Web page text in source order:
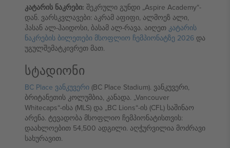
კატარის ნაკრები: შეკრული გუნდი „Aspire Academy“-
დან. ვარსკვლავები: აკრამ აფიფი, ალმოეზ ალი,
ჰასან ალ-ჰაიდოსი, ბასამ ალ-რავა. აიღეთ კატარის
ნაკრების ბილეთები მსოფლიო ჩემპიონატზე 2026 და
უგულშემატკივრეთ მათ.
სტადიონი
BC Place ვანკუვერი (BC Place Stadium). ვანკუვერი,
ბრიტანეთის კოლუმბია, კანადა. „Vancouver
Whitecaps“-ისა (MLS) და „BC Lions“-ის (CFL) საშინაო
არენა. ტევადობა მსოფლიო ჩემპიონატისთვის:
დაახლოებით 54,500 ადგილი. აღჭურვილია მოძრავი
სახურავით.